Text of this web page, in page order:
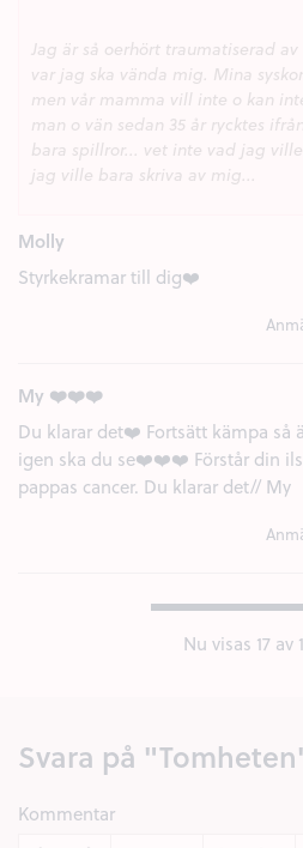
Jag är så oerhört traumatiserad
var jag ska vända mig. Mina
men vår mamma vill inte o kan
man o vän sedan 35 år rycktes
bara spillror... vet inte vad jag
jag ville bara skriva av mig...
Molly
Styrkekramar till dig❤️
My ❤️❤️❤️
Du klarar det❤️ Fortsätt kämpa så
igen ska du se❤️❤️❤️ Förstår din
pappas cancer. Du klarar det// My
Nu visas 17 av
Svara på
Kommentar